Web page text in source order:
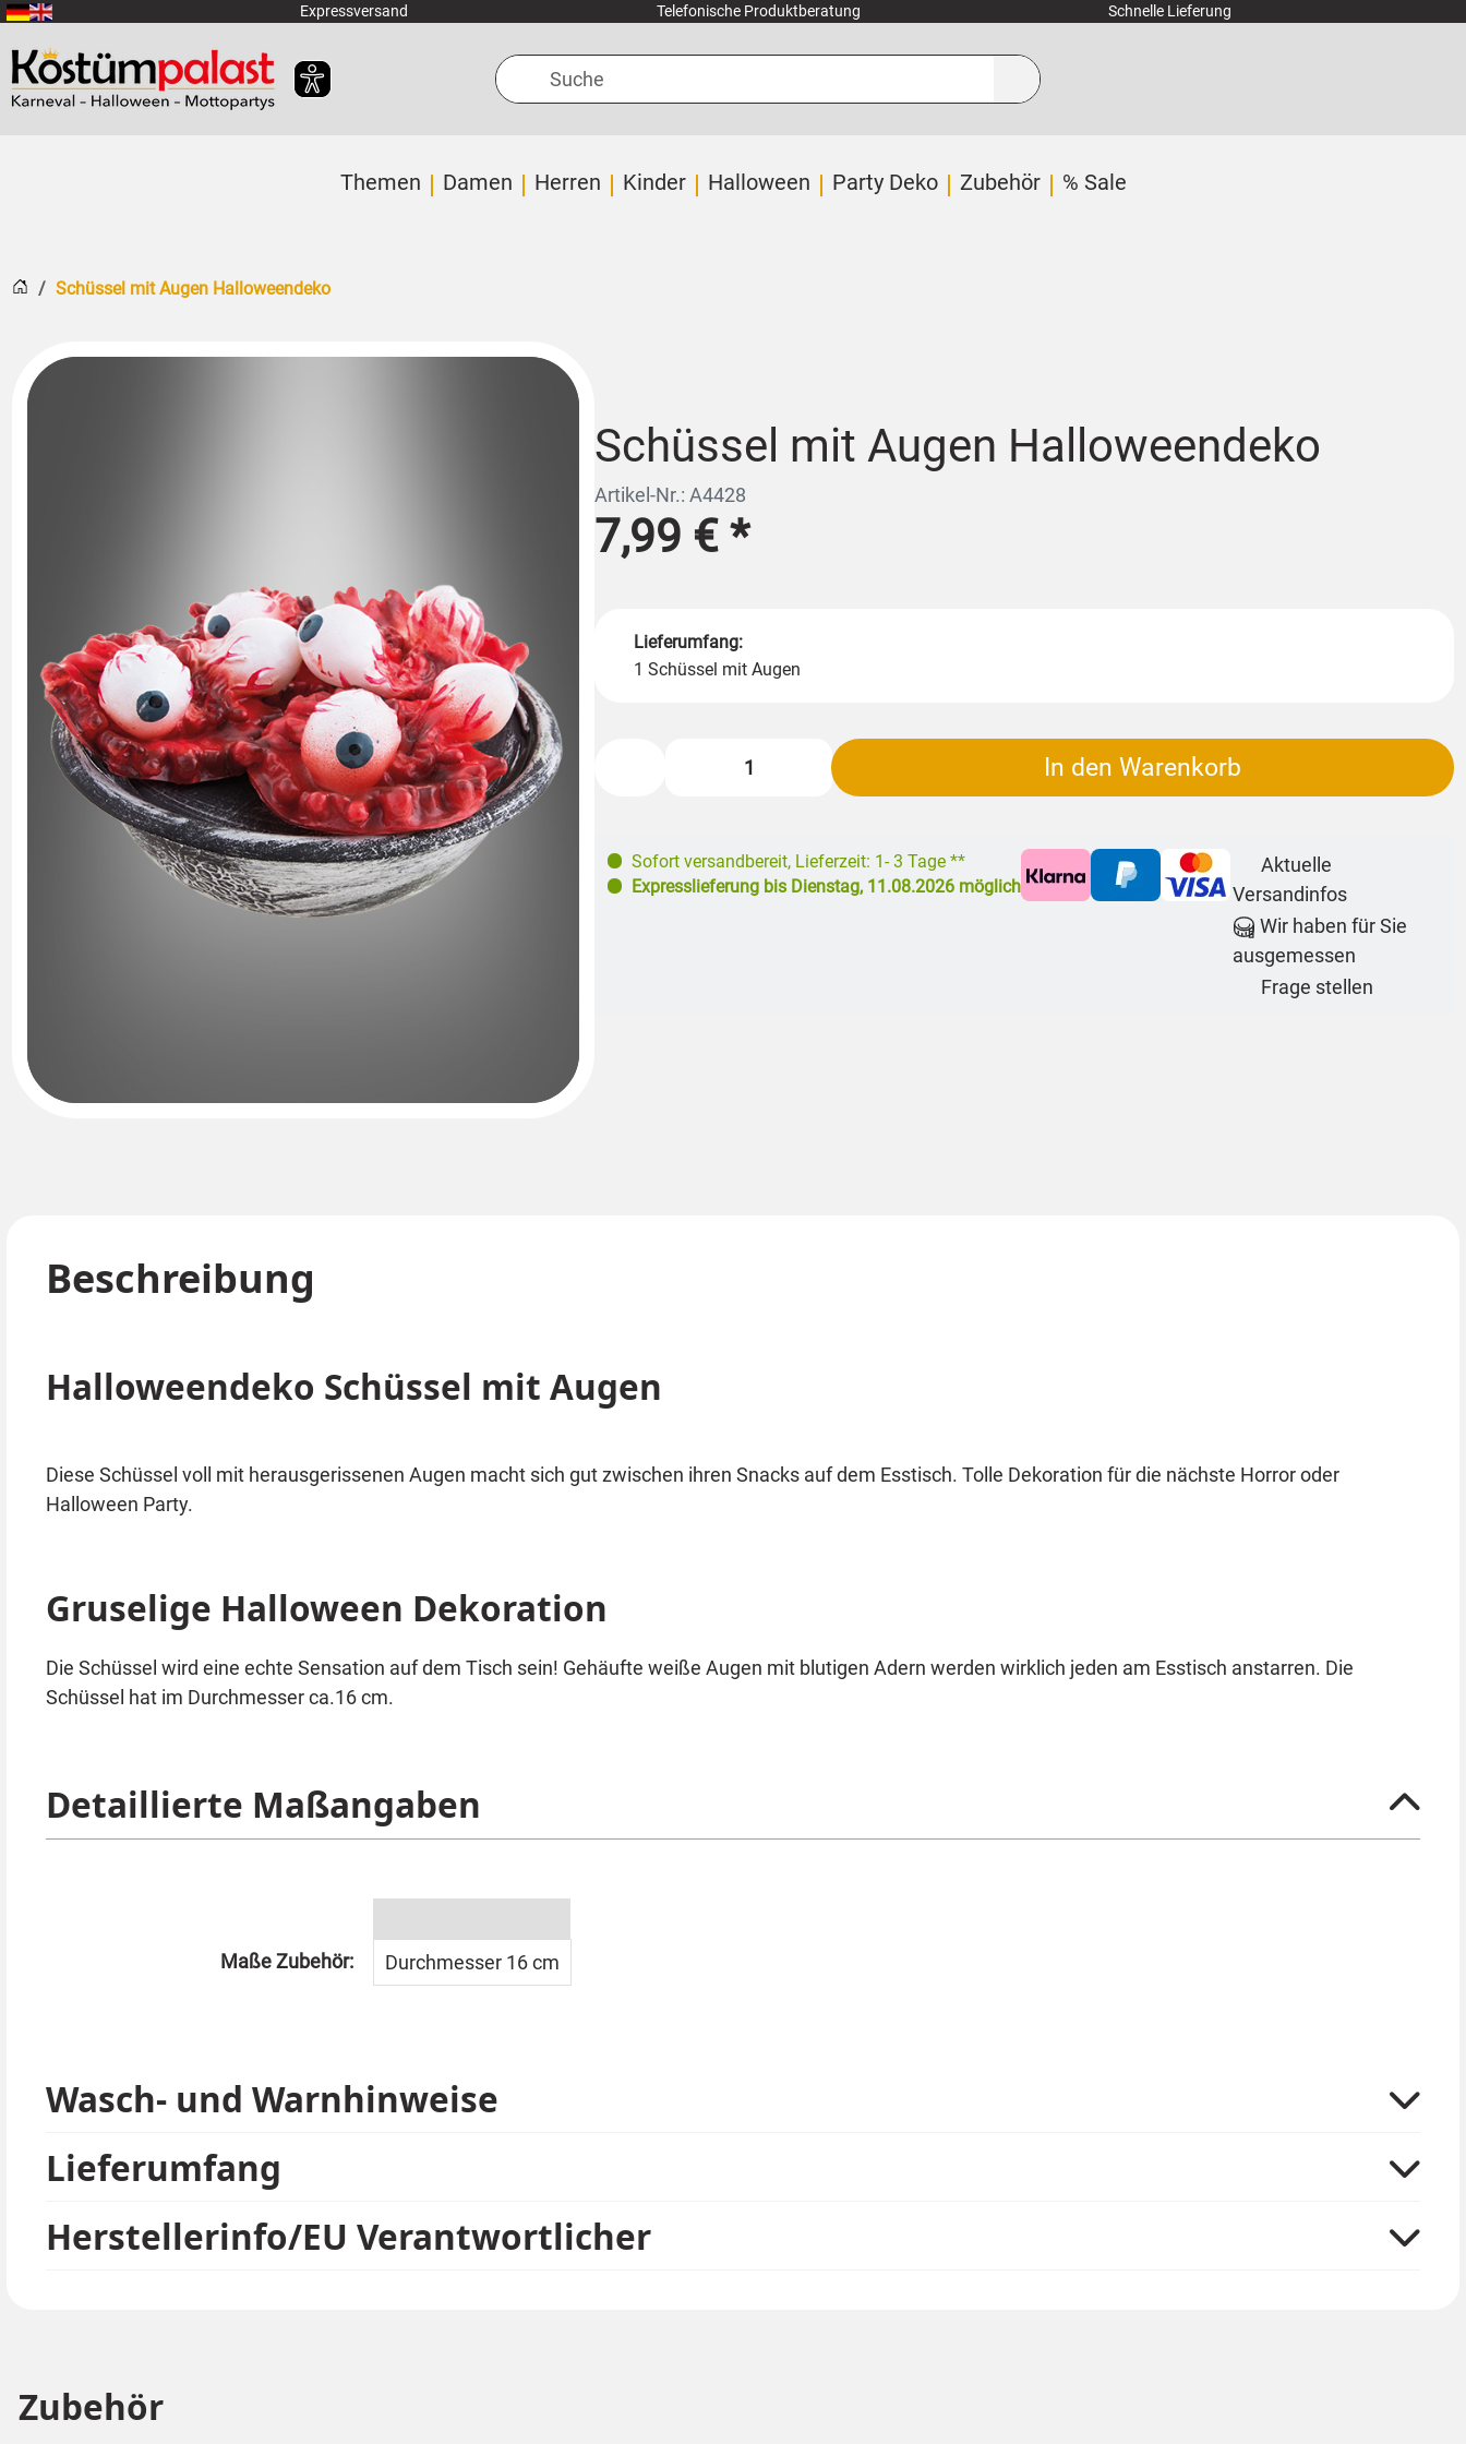
Zum Hauptinhalt springen Expressversand Telefonische Produktberatung Schnelle Lieferung
Suche
Themen Damen Herren Kinder Halloween Party Deko Zubehör % Sale
Startseite
Schüssel mit Augen Halloweendeko
Schüssel mit Augen Halloweendeko
Artikel-Nr.: A4428
7,99 €*
Lieferumfang:
1 Schüssel mit Augen
In den Warenkorb
Sofort versandbereit, Lieferzeit: 1- 3 Tage **
Expresslieferung bis Dienstag, 11.08.2026 möglich
Aktuelle
Versandinfos
Wir haben für Sie
ausgemessen
Frage stellen
Beschreibung
Halloweendeko Schüssel mit Augen
Diese Schüssel voll mit herausgerissenen Augen macht sich gut zwischen ihren Snacks auf dem Esstisch. Tolle Dekoration für die nächste Horror oder
Halloween Party.
Gruselige Halloween Dekoration
Die Schüssel wird eine echte Sensation auf dem Tisch sein! Gehäufte weiße Augen mit blutigen Adern werden wirklich jeden am Esstisch anstarren. Die
Schüssel hat im Durchmesser ca.16 cm.
Detaillierte Maßangaben
Maße Zubehör: Durchmesser 16 cm
Wasch- und Warnhinweise
Lieferumfang
Herstellerinfo/EU Verantwortlicher
Zubehör